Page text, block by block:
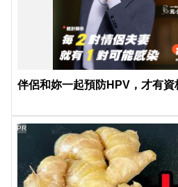
伴侶和妳一起預防HPV，才有資
PR